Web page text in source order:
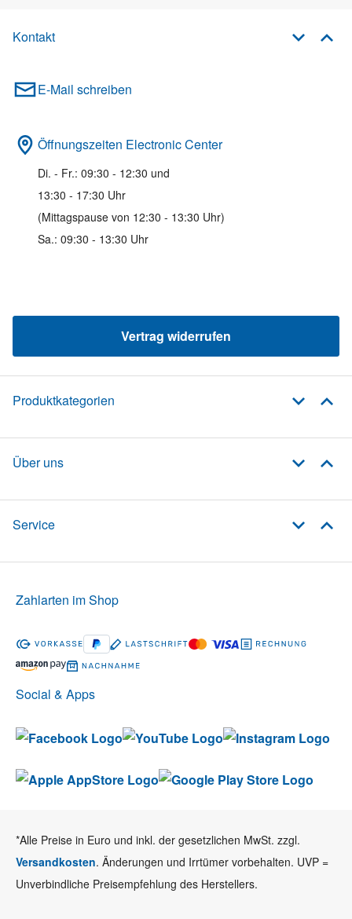
Kontakt
E-Mail schreiben
Öffnungszeiten Electronic Center
Di. - Fr.: 09:30 - 12:30 und
13:30 - 17:30 Uhr
(Mittagspause von 12:30 - 13:30 Uhr)
Sa.: 09:30 - 13:30 Uhr
Vertrag widerrufen
Produktkategorien
Über uns
Service
Social & Apps
Zahlarten im Shop
*Alle Preise in Euro und inkl. der gesetzlichen MwSt. zzgl.
Versandkosten. Änderungen und Irrtümer vorbehalten. UVP =
Unverbindliche Preisempfehlung des Herstellers.